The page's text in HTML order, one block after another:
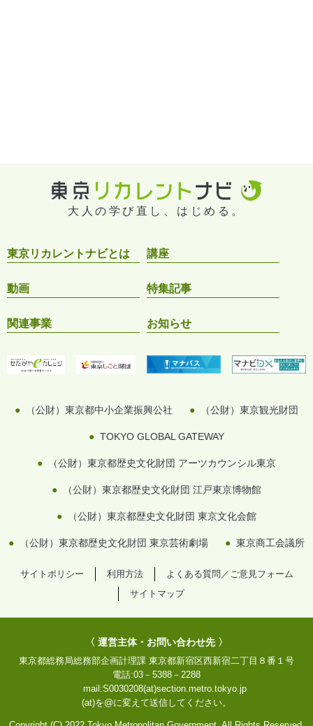
大人の学び直し、はじめる。
東京リカレントナビとは 講座
動画 特集記事
関連事業 お知らせ
（公財）東京都中小企業振興公社 （公財）東京観光財団
TOKYO GLOBAL GATEWAY
（公財）東京都歴史文化財団 アーツカウンシル東京
（公財）東京都歴史文化財団 江戸東京博物館
（公財）東京都歴史文化財団 東京文化会館
（公財）東京都歴史文化財団 東京芸術劇場 東京商工会議所
サイトポリシー 利用方法
よくある質問／ご意見フォーム
サイトマップ
〈 運営主体・お問い合わせ先 〉
東京都総務局総務部企画計理課 東京都新宿区西新宿二丁目８番１号
電話:03－5388－2288
mail:S0030208(at)section.metro.tokyo.jp
(at)を@に変えて送信してください。